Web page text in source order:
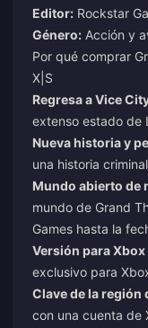
Editor: Rockstar
Género: Acción y
Por qué comprar
X|S
Regresa a Vice
extenso estado de
Nueva historia y
una historia
Mundo abierto de
mundo de Grand
Games hasta la
Versión para Xbox
exclusivo para
Clave de la región
con una cuenta de